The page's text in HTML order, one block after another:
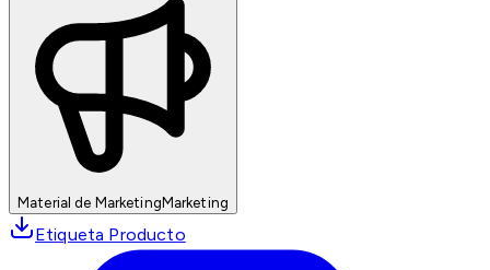
Material de MarketingMarketing
Etiqueta Producto